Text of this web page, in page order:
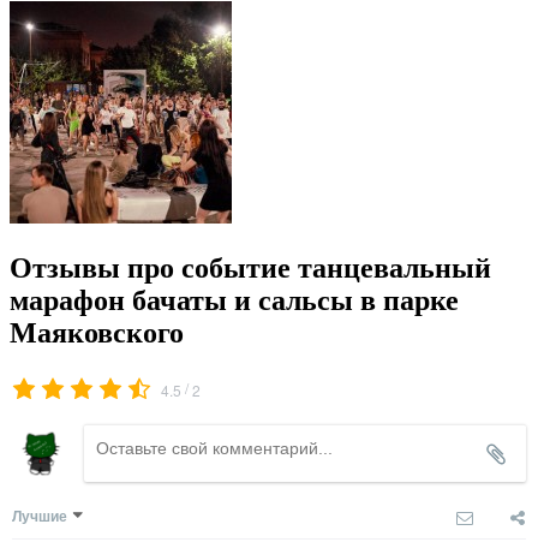
Отзывы про событие танцевальный
марафон бачаты и сальсы в парке
Маяковского
4.5 /2
Лучшие